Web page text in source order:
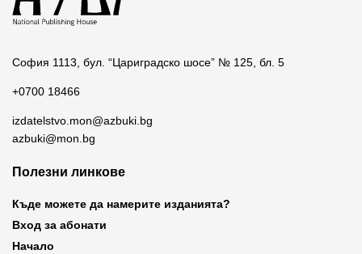
София 1113, бул. “Цариградско шосе” № 125, бл. 5
+0700 18466
izdatelstvo.mon@azbuki.bg
azbuki@mon.bg
Полезни линкове
Къде можете да намерите изданията?
Вход за абонати
Начало